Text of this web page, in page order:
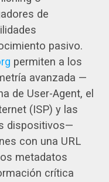
de
pasivo.
permiten a los
avanzada —
de User-Agent, el
(ISP) y las
dispositivos—
con una URL
metadatos
crítica